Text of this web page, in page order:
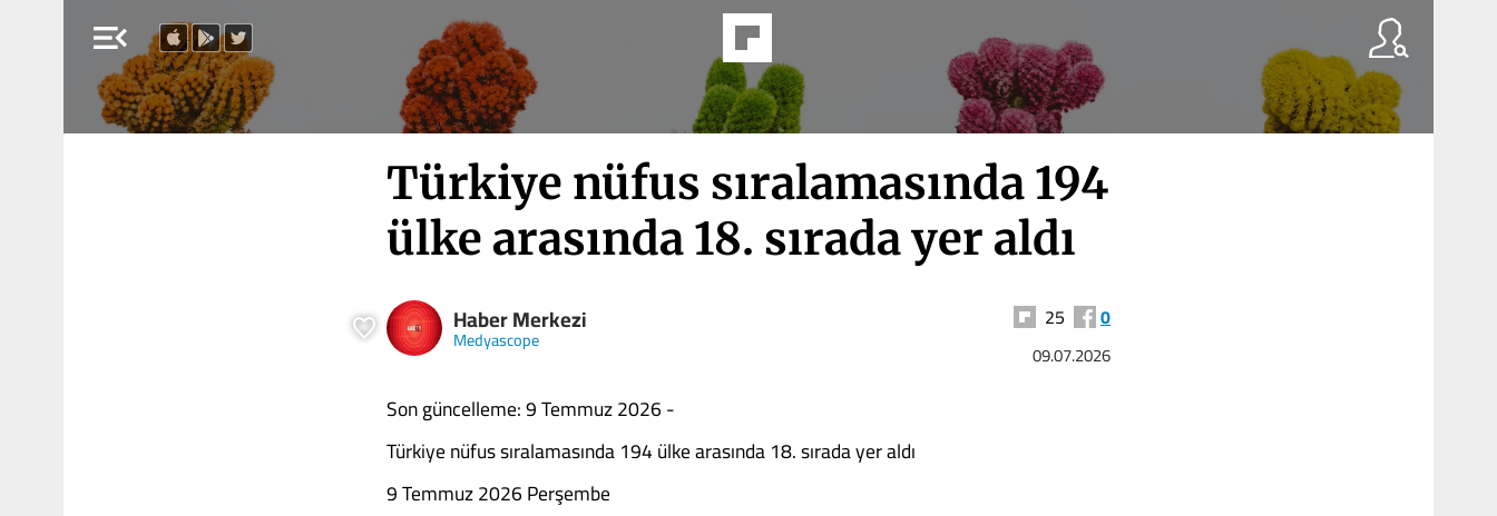
menu_open
Türkiye nüfus sıralamasında 194
ülke arasında 18. sırada yer aldı
Haber Merkezi
Medyascope
25 0
09.07.2026
Son güncelleme: 9 Temmuz 2026 -
Türkiye nüfus sıralamasında 194 ülke arasında 18. sırada yer aldı
9 Temmuz 2026 Perşembe